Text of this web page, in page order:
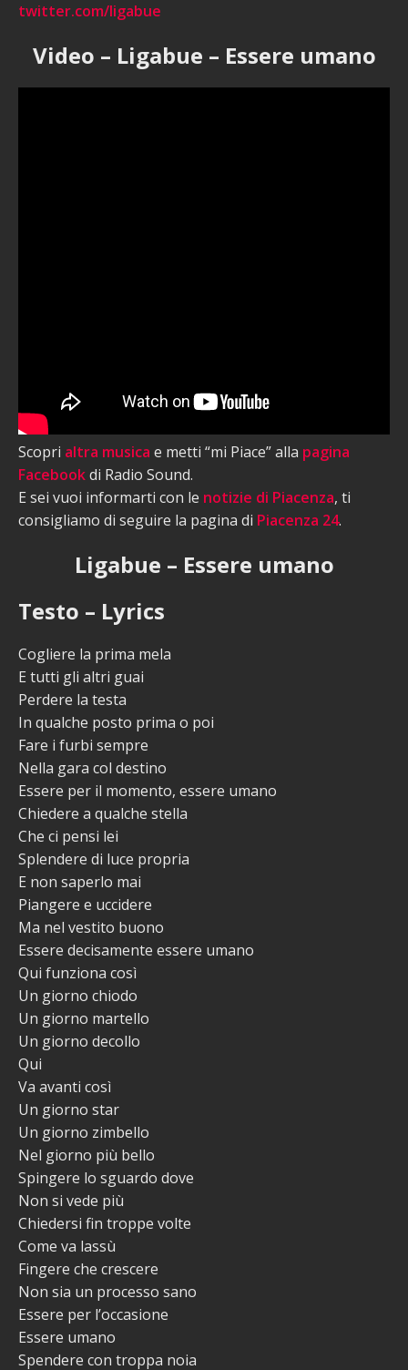
twitter.com/ligabue
Video – Ligabue – Essere umano
Scopri altra musica e metti “mi Piace” alla pagina
Facebookdi Radio Sound.
E sei vuoi informarti con le notizie di Piacenza, ti
consigliamo di seguire la pagina di Piacenza 24.
Ligabue – Essere umano
Testo – Lyrics
Cogliere la prima mela
E tutti gli altri guai
Perdere la testa
In qualche posto prima o poi
Fare i furbi sempre
Nella gara col destino
Essere per il momento, essere umano
Chiedere a qualche stella
Che ci pensi lei
Splendere di luce propria
E non saperlo mai
Piangere e uccidere
Ma nel vestito buono
Essere decisamente essere umano
Qui funziona così
Un giorno chiodo
Un giorno martello
Un giorno decollo
Qui
Va avanti così
Un giorno star
Un giorno zimbello
Nel giorno più bello
Spingere lo sguardo dove
Non si vede più
Chiedersi fin troppe volte
Come va lassù
Fingere che crescere
Non sia un processo sano
Essere per l’occasione
Essere umano
Spendere con troppa noia